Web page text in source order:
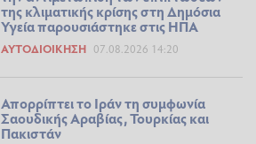
της κλιματικής κρίσης στη Δημόσια
Υγεία παρουσιάστηκε στις ΗΠΑ
ΑΥΤΟΔΙΟΊΚΗΣΗ 07.08.2026 14:20
Απορρίπτει το Ιράν τη συμφωνία
Σαουδικής Αραβίας, Τουρκίας και
Πακιστάν